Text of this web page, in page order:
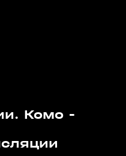
Комо -